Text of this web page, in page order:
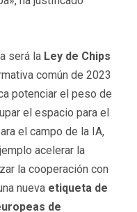
será la Ley de Chips
común de 2023
potenciar el peso de
el espacio para el
el campo de la IA,
acelerar la
la cooperación con
nueva etiqueta de
de